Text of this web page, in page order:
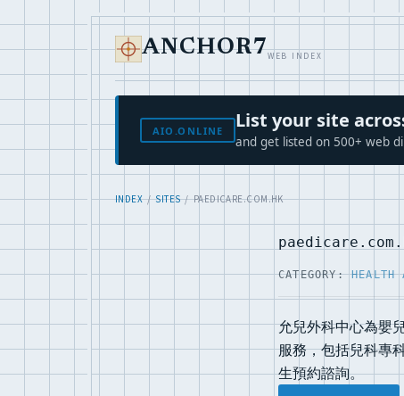
ANCHOR7WEB INDEX
AIO.ONLINE List your site
and get listed on 500+ web
INDEX/SITES/ PAEDICARE.COM.HK
CATEGORY:HEALTH
允兒外科中心為嬰
服務，包括兒科專
生預約諮詢。